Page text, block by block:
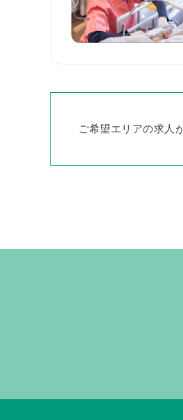
ご希望エリアの求人